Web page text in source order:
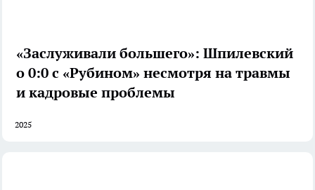
«Заслуживали большего»: Шпилевский
о 0:0 с «Рубином» несмотря на травмы
и кадровые проблемы
2025